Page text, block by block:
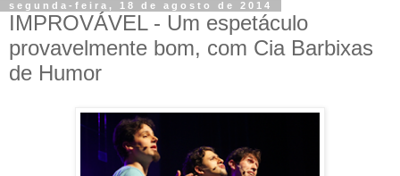
segunda-feira, 18 de agosto de 2014
IMPROVÁVEL - Um espetáculo
provavelmente bom, com Cia Barbixas
de Humor